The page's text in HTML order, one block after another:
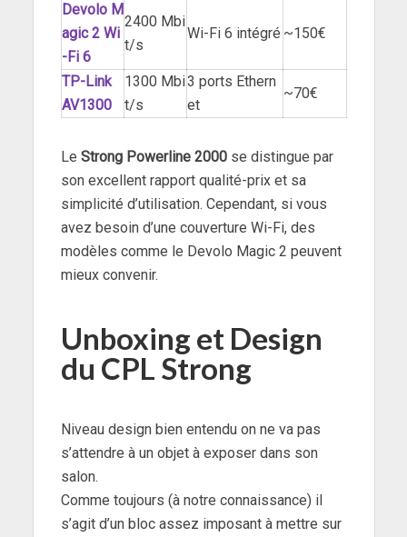
Devolo M
agic 2 Wi
-Fi 6
2400 Mbi
t/s
Wi-Fi 6 intégré ~150€
TP-Link
AV1300
1300 Mbi
t/s
3 ports Ethern
et
~70€
Le Strong Powerline 2000se distingue par
son excellent rapport qualité-prix et sa
simplicité d’utilisation. Cependant, si vous
avez besoin d’une couverture Wi-Fi, des
modèles comme le Devolo Magic 2 peuvent
mieux convenir.
Unboxing et Design
du CPL Strong
Niveau design bien entendu on ne va pas
s’attendre à un objet à exposer dans son
salon.
Comme toujours (à notre connaissance) il
s’agit d’un bloc assez imposant à mettre sur